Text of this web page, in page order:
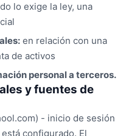
lo exige la ley, una
en relación con una
de activos
personal a terceros.
y fuentes de
- inicio de sesión
configurado. El